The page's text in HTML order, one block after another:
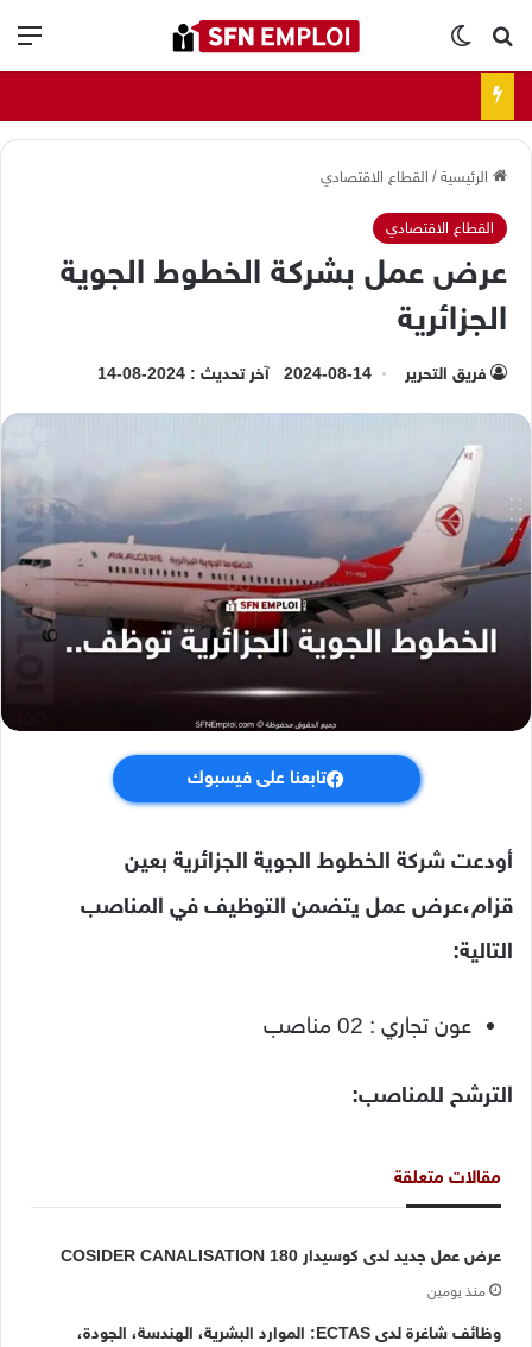
بحث عنالوضع المظلم
الرئيسية/ القطاع الاقتصادي
القطاع الاقتصادي
عرض عمل بشركة الخطوط الجوية
الجزائرية
فريق التحرير 2024-08-14 آخر تحديث : 2024-08-14
تابعنا على فيسبوك
أودعت شركة الخطوط الجوية الجزائرية بعين
قزام،عرض عمل يتضمن التوظيف في المناصب
التالية:
عون تجاري : 02 مناصب
الترشح للمناصب:
مقالات متعلقة
عرض عمل جديد لدى كوسيدار COSIDER CANALISATION 180
منذ يومين
وظائف شاغرة لدى ECTAS: الموارد البشرية، الهندسة، الجودة،